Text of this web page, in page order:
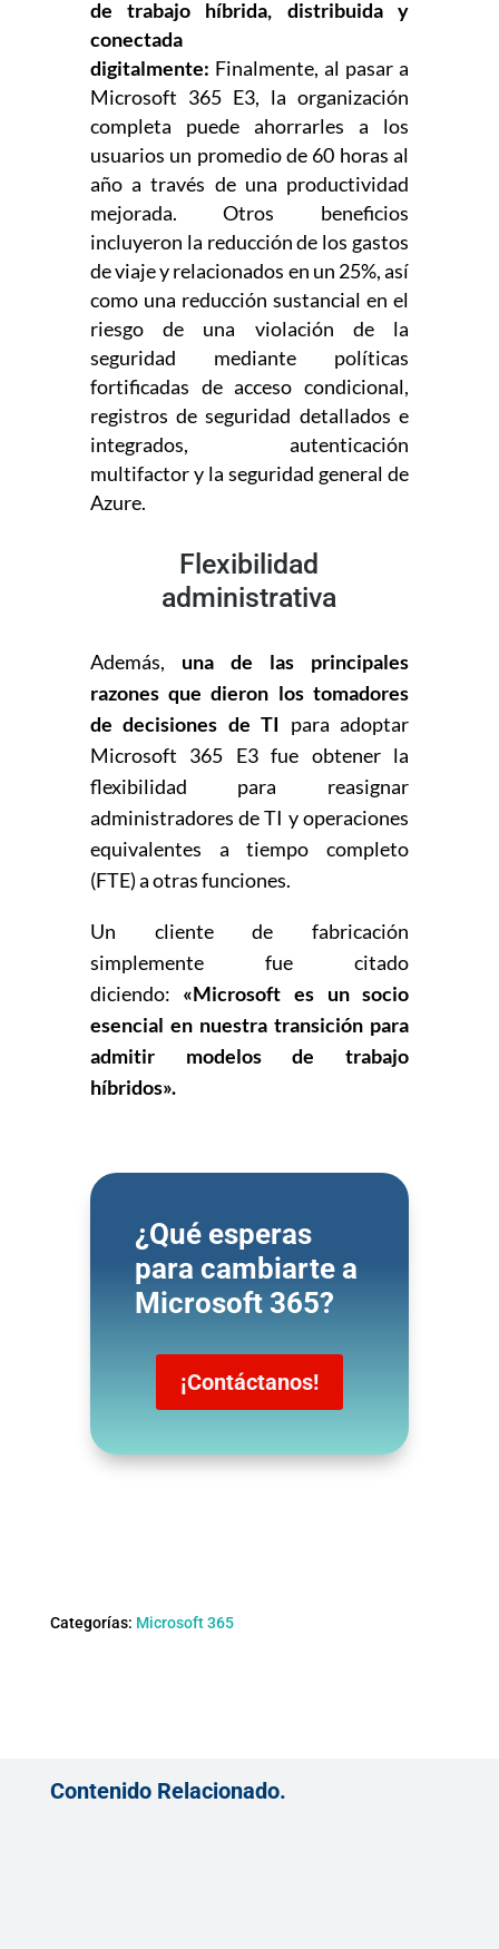
de trabajo híbrida, distribuida y
conectada
digitalmente: Finalmente, al pasar a
Microsoft 365 E3, la organización
completa puede ahorrarles a los
usuarios un promedio de 60 horas al
año a través de una productividad
mejorada. Otros beneficios
incluyeron la reducción de los gastos
de viaje y relacionados en un 25%, así
como una reducción sustancial en el
riesgo de una violación de la
seguridad mediante políticas
fortificadas de acceso condicional,
registros de seguridad detallados e
integrados, autenticación
multifactor y la seguridad general de
Azure.
Flexibilidad
administrativa
Además,
una de las principales
razones que dieron los tomadores
de decisiones de TI para adoptar
Microsoft 365 E3 fue obtener la
flexibilidad para reasignar
administradores de TI y operaciones
equivalentes a tiempo completo
(FTE) a otras funciones.
Un cliente de fabricación
simplemente fue citado
diciendo: «Microsoft es un socio
esencial en nuestra transición para
admitir modelos de trabajo
híbridos».
¿Qué esperas
para cambiarte a
Microsoft 365?
¡Contáctanos!
Categorías: Microsoft 365
Contenido Relacionado.